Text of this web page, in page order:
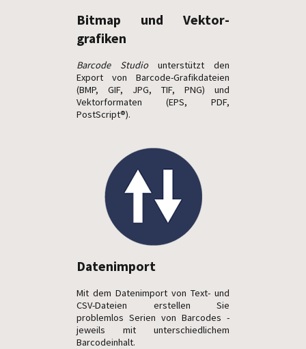
Bitmap und Vektor­
grafiken
Barcode Studiounterstützt den
Export von Barcode-Grafikdateien
(BMP, GIF, JPG, TIF, PNG) und
Vektorformaten (EPS, PDF,
PostScript®).
Datenimport
Mit dem Datenimport von Text- und
CSV-Dateien erstellen Sie
problemlos Serien von Barcodes -
jeweils mit unterschiedlichem
Barcodeinhalt.